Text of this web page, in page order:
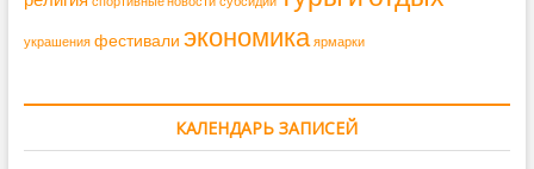
украшения фестивали экономика ярмарки
КАЛЕНДАРЬ ЗАПИСЕЙ